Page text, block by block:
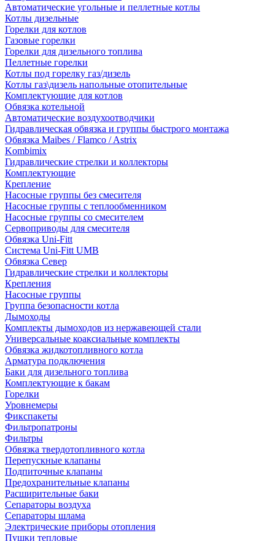
Автоматические угольные и пеллетные котлы
Котлы дизельные
Горелки для котлов
Газовые горелки
Горелки для дизельного топлива
Пеллетные горелки
Котлы под горелку газ/дизель
Котлы газ\дизель напольные отопительные
Комплектующие для котлов
Обвязка котельной
Автоматические воздухоотводчики
Гидравлическая обвязка и группы быстрого монтажа
Обвязка Maibes / Flamco / Astrix
Kombimix
Гидравлические стрелки и коллекторы
Комплектующие
Крепление
Насосные группы без смесителя
Насосные группы с теплообменником
Насосные группы со смесителем
Сервоприводы для смесителя
Обвязка Uni-Fitt
Система Uni-Fitt UMB
Обвязка Север
Гидравлические стрелки и коллекторы
Крепления
Насосные группы
Группа безопасности котла
Дымоходы
Комплекты дымоходов из нержавеющей стали
Универсальные коаксиальные комплекты
Обвязка жидкотопливного котла
Арматура подключения
Баки для дизельного топлива
Комплектующие к бакам
Горелки
Уровнемеры
Фикспакеты
Фильтропатроны
Фильтры
Обвязка твердотопливного котла
Перепускные клапаны
Подпиточные клапаны
Предохранительные клапаны
Расширительные баки
Сепараторы воздуха
Сепараторы шлама
Электрические приборы отопления
Пушки тепловые